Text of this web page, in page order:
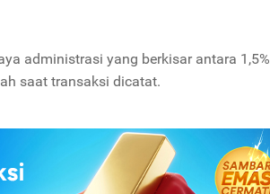
administrasi yang berkisar antara 1,5%
saat transaksi dicatat.